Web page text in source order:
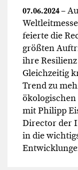
07.06.2024–
feierte die
größten
ihre
Gleichzeitig
Trend zu
ökologischen
mit Philipp
Director der
in die